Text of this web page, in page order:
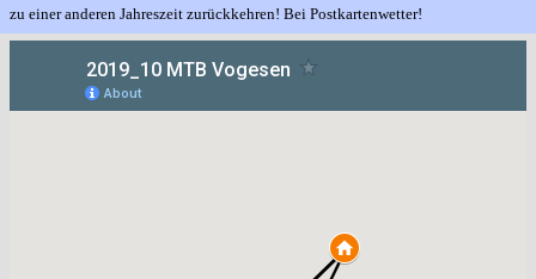
zu einer anderen Jahreszeit zurückkehren! Bei Postkartenwetter!